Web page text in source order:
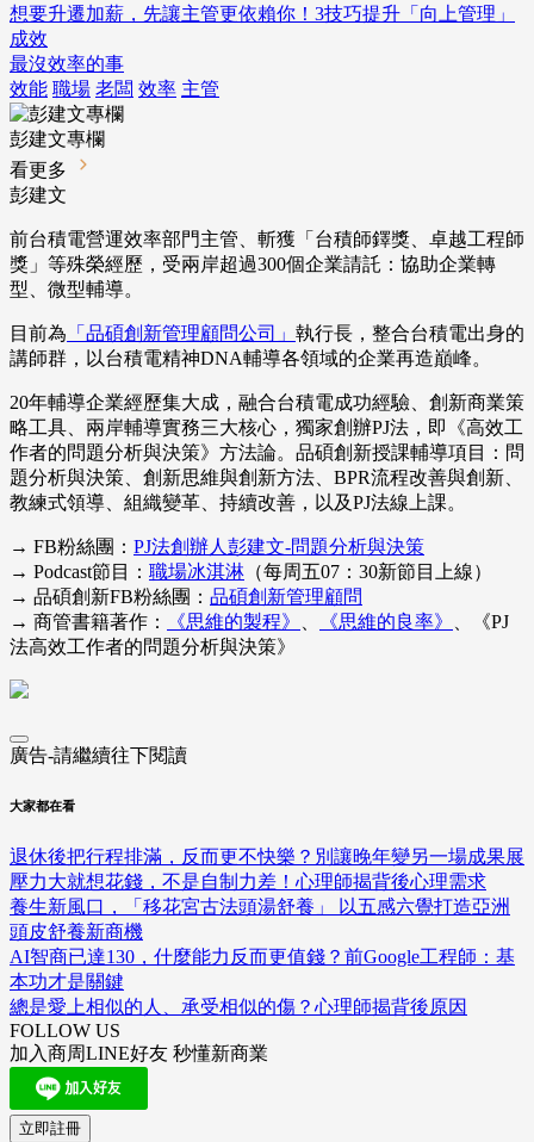
想要升遷加薪，先讓主管更依賴你！3技巧提升「向上管理」
成效
最沒效率的事
效能 職場 老闆 效率 主管
彭建文專欄
看更多
彭建文
前台積電營運效率部門主管、斬獲「台積師鐸獎、卓越工程師
獎」等殊榮經歷，受兩岸超過300個企業請託：協助企業轉
型、微型輔導。
目前為 「品碩創新管理顧問公司」 執行長，整合台積電出身的
講師群，以台積電精神DNA輔導各領域的企業再造巔峰。
20年輔導企業經歷集大成，融合台積電成功經驗、創新商業策
略工具、兩岸輔導實務三大核心，獨家創辦PJ法，即《高效工
作者的問題分析與決策》方法論。品碩創新授課輔導項目：問
題分析與決策、創新思維與創新方法、BPR流程改善與創新、
教練式領導、組織變革、持續改善，以及PJ法線上課。
→ FB粉絲團： PJ法創辦人彭建文-問題分析與決策
→ Podcast節目： 職場冰淇淋 （每周五07：30新節目上線）
→ 品碩創新FB粉絲團： 品碩創新管理顧問
→ 商管書籍著作：
《思維的製程》 《思維的良率》
、《PJ
法高效工作者的問題分析與決策》
廣告-請繼續往下閱讀
大家都在看
退休後把行程排滿，反而更不快樂？別讓晚年變另一場成果展
壓力大就想花錢，不是自制力差！心理師揭背後心理需求
養生新風口，「移花宮古法頭湯舒養」 以五感六覺打造亞洲
頭皮舒養新商機
AI智商已達130，什麼能力反而更值錢？前Google工程師：基
本功才是關鍵
總是愛上相似的人、承受相似的傷？心理師揭背後原因
FOLLOW US
加入商周LINE好友 秒懂新商業
立即註冊